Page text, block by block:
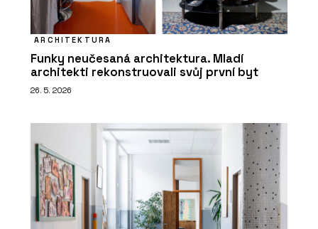
ARCHITEKTURA
Funky neučesaná architektura. Mladí
architekti rekonstruovali svůj první byt
26. 5. 2026